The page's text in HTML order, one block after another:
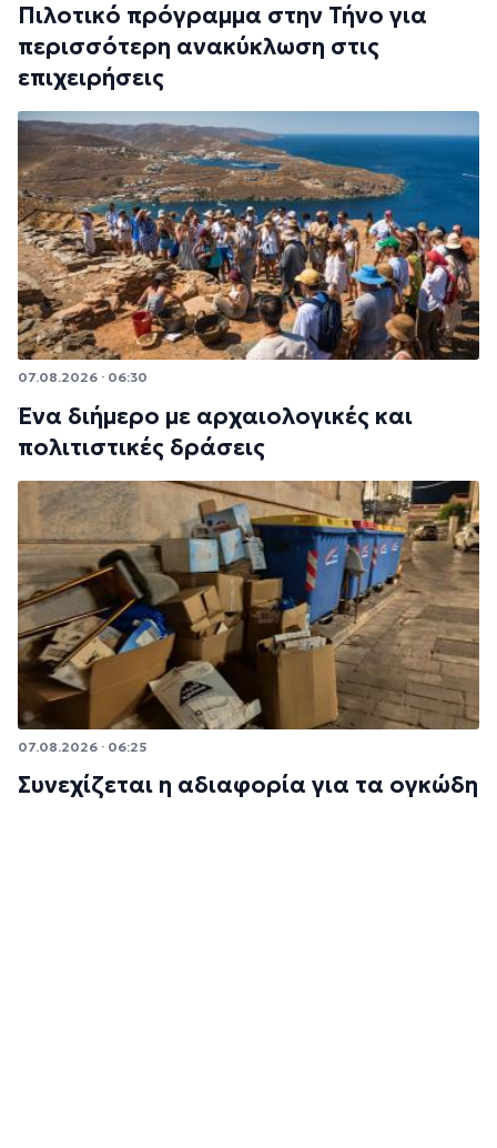
Πιλοτικό πρόγραμμα στην Τήνο για
περισσότερη ανακύκλωση στις
επιχειρήσεις
07.08.2026 · 06:30
Ένα διήμερο με αρχαιολογικές και
πολιτιστικές δράσεις
07.08.2026 · 06:25
Συνεχίζεται η αδιαφορία για τα ογκώδη